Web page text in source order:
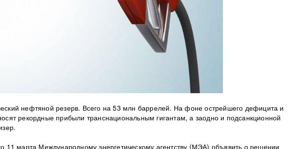
нефтяной резерв. Всего на 53 млн баррелей. На фоне острейшего дефицита и
рекордные прибыли транснациональным гигантам, а заодно и подсанкционной
11 марта Международному энергетическому агентству (МЭА) объявить о решении